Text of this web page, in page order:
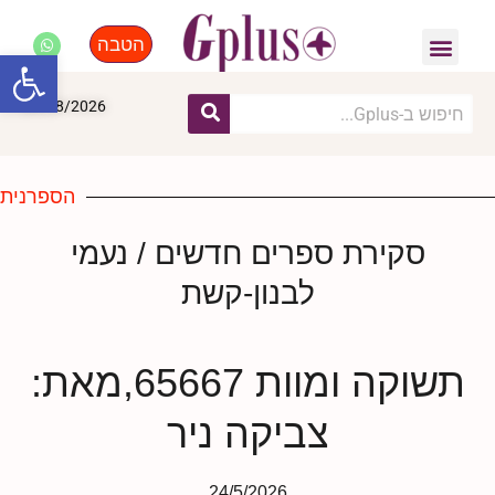
הטבה
09/08/2026
הספרנית
סקירת ספרים חדשים / נעמי
לבנון-קשת
תשוקה ומוות 65667,מאת:
צביקה ניר
פתח